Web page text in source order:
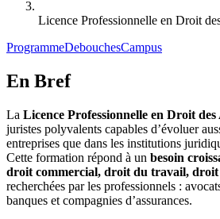
Licence Professionnelle en Droit
ProgrammeDebouchesCampus
En Bref
La Licence Professionnelle en Droit
juristes polyvalents capables d’évoluer
entreprises que dans les institutions
Cette formation répond à un besoin
droit commercial, droit du travail, droit
recherchées par les professionnels :
banques et compagnies d’assurances.